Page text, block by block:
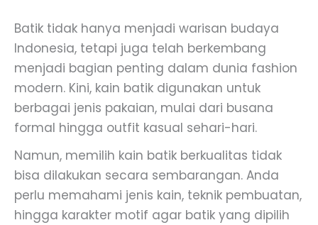
Batik tidak hanya menjadi warisan budaya
Indonesia, tetapi juga telah berkembang
menjadi bagian penting dalam dunia fashion
modern. Kini, kain batik digunakan untuk
berbagai jenis pakaian, mulai dari busana
formal hingga outfit kasual sehari-hari.
Namun, memilih kain batik berkualitas tidak
bisa dilakukan secara sembarangan. Anda
perlu memahami jenis kain, teknik pembuatan,
hingga karakter motif agar batik yang dipilih